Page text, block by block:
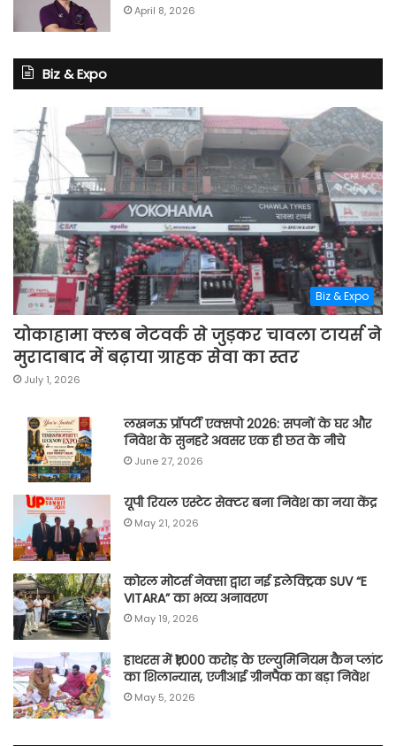
April 8, 2026
Biz & Expo
Biz & Expo
योकाहामा क्लब नेटवर्क से जुड़कर चावला टायर्स ने
मुरादाबाद में बढ़ाया ग्राहक सेवा का स्तर
July 1, 2026
लखनऊ प्रॉपर्टी एक्सपो 2026: सपनों के घर और
निवेश के सुनहरे अवसर एक ही छत के नीचे
June 27, 2026
यूपी रियल एस्टेट सेक्टर बना निवेश का नया केंद्र
May 21, 2026
कोरल मोटर्स नेक्सा द्वारा नई इलेक्ट्रिक SUV “E
VITARA” का भव्य अनावरण
May 19, 2026
हाथरस में ₹1,000 करोड़ के एल्युमिनियम कैन प्लांट
का शिलान्यास, एजीआई ग्रीनपैक का बड़ा निवेश
May 5, 2026